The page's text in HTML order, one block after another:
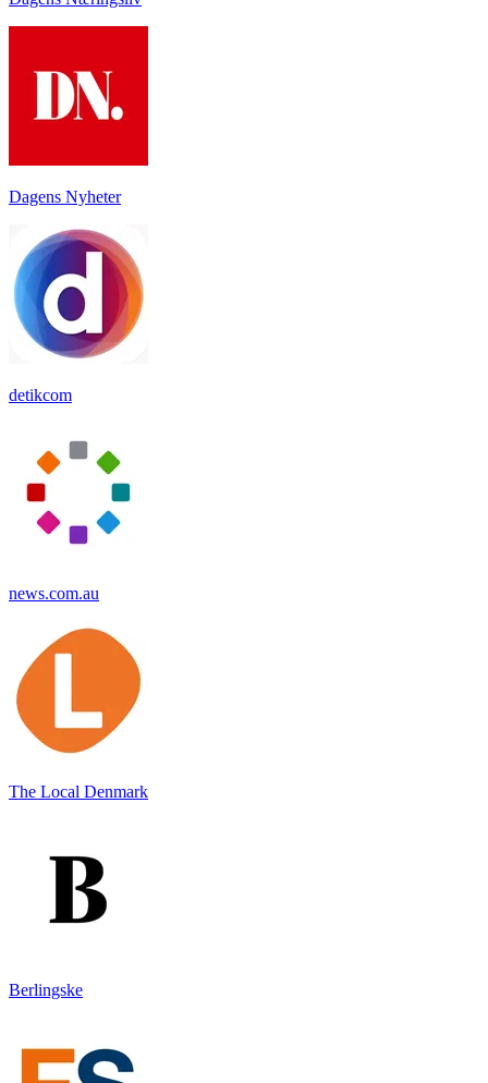
Dagens Nyheter
detikcom
news.com.au
The Local Denmark
Berlingske